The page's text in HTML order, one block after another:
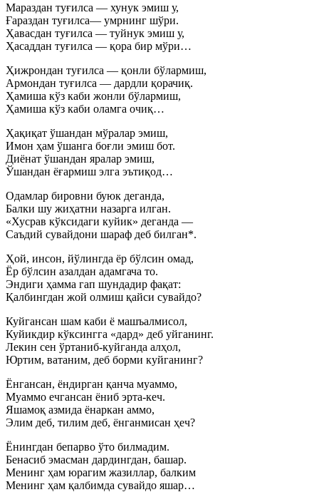
Мараздан туғилса — хунук эмиш у,
Ғараздан туғилса— умрнинг шўри.
Ҳавасдан туғилса — туйнук эмиш у,
Ҳасаддан туғилса — қора бир мўри…
Ҳижрондан туғилса — қонли бўлармиш,
Армондан туғилса — дардли қорачиқ.
Ҳамиша кўз каби жонли бўлармиш,
Ҳамиша кўз каби оламга очиқ…
Ҳақиқат ўшандан мўралар эмиш,
Имон ҳам ўшанга боғли эмиш бот.
Диёнат ўшандан яралар эмиш,
Ўшандан ёғармиш элга эътиқод…
Одамлар бировни буюк деганда,
Балки шу жиҳатни назарга илган.
«Хусрав кўксидаги куйик» деганда —
Саъдий сувайдони шараф деб билган*.
Ҳой, инсон, йўлингда ёр бўлсин омад,
Ёр бўлсин азалдан адамгача то.
Эндиги ҳамма гап шундадир фақат:
Қалбингдан жой олмиш қайси сувайдо?
Куйгансан шам каби ё машъалмисол,
Куйикдир кўксингга «дард» деб уйганинг.
Лекин сен ўртаниб-куйганда алҳол,
Юртим, ватаним, деб борми куйганинг?
Ёнгансан, ёндирган қанча муаммо,
Муаммо ечгансан ёниб эрта-кеч.
Яшамоқ азмида ёнаркан аммо,
Элим деб, тилим деб, ёнганмисан ҳеч?
Ёнингдан бепарво ўто билмадим.
Бенасиб эмасман дардингдан, башар.
Менинг ҳам юрагим жазиллар, балким
Менинг ҳам қалбимда сувайдо яшар…